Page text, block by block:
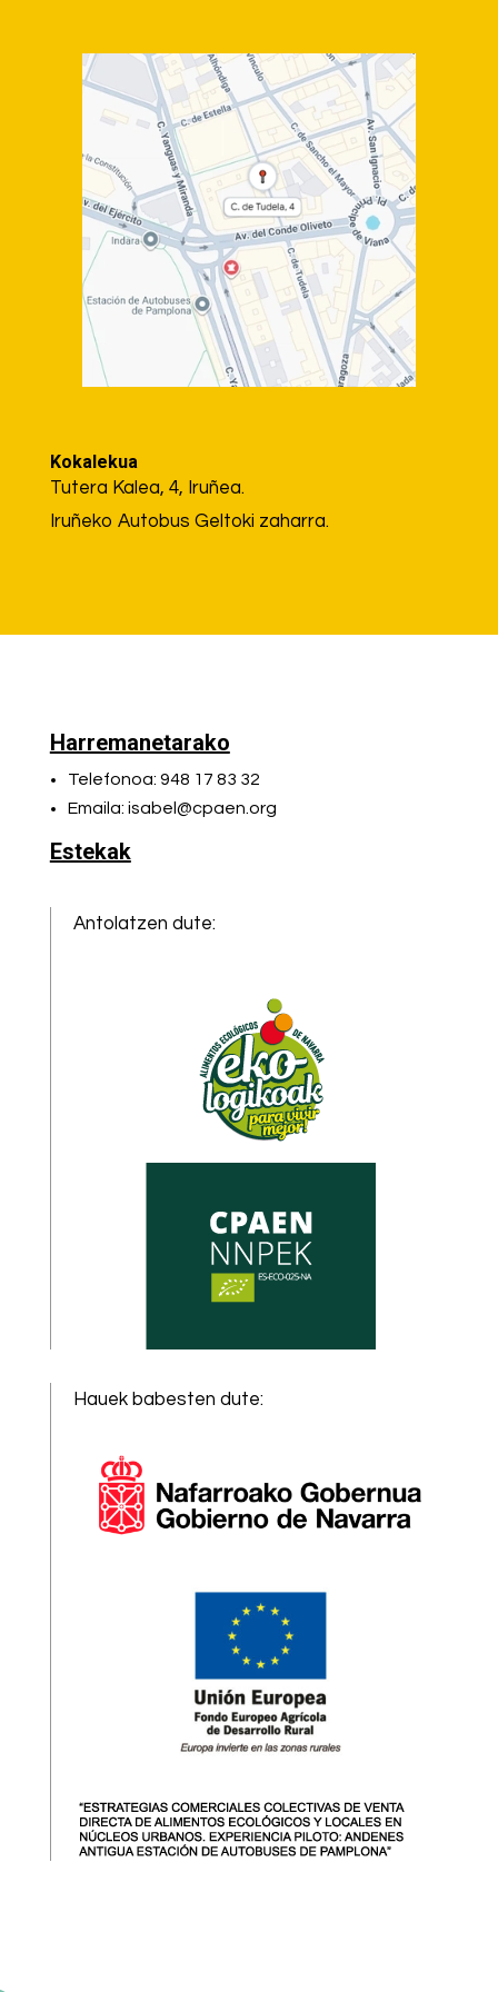
Kokalekua
Tutera Kalea, 4, Iruñea.
Iruñeko Autobus Geltoki zaharra.
Harremanetarako
Telefonoa: 948 17 83 32
Emaila: isabel@cpaen.org
Estekak
Antolatzen dute:
Hauek babesten dute: